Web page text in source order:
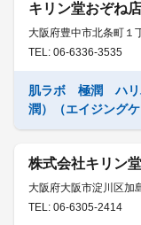
キリン堂おぞね店
大阪府豊中市北条町１
TEL: 06-6336-3535
肌ラボ 極潤 ハリ
潤）（エイジングケ
株式会社キリン
大阪府大阪市淀川区加
TEL: 06-6305-2414